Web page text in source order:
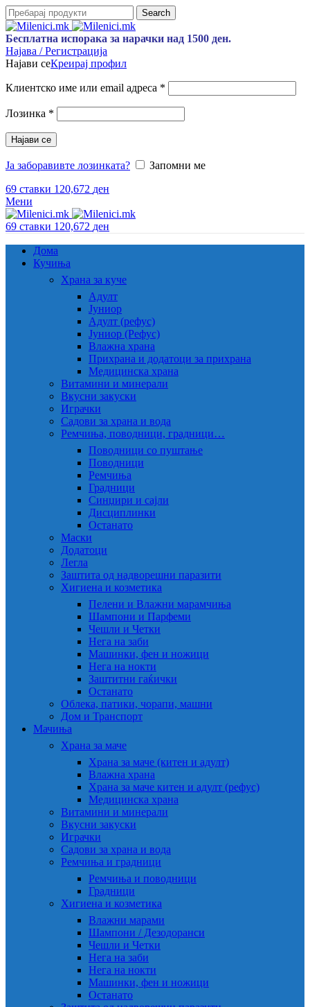
Search
Бесплатна испорака за нарачки над 1500 ден.
Најава / Регистрација
Најави сеКреирај профил
Клиентско име или email адреса *
Лозинка *
Најави се
Ја заборавивте лозинката?
Запомни ме
69 ставки 120,672 ден
Мени
69 ставки 120,672 ден
Дома
Кучиња
Храна за куче
Адулт
Јуниор
Адулт (рефус)
Јуниор (Рефус)
Влажна храна
Прихрана и додатоци за прихрана
Медицинска храна
Витамини и минерали
Вкусни закуски
Играчки
Садови за храна и вода
Ремчиња, поводници, градници…
Поводници со пуштање
Поводници
Ремчиња
Градници
Синџири и сајли
Дисциплинки
Останато
Маски
Додатоци
Легла
Заштита од надворешни паразити
Хигиена и козметика
Пелени и Влажни марамчиња
Шампони и Парфеми
Чешли и Четки
Нега на заби
Машинки, фен и ножици
Нега на нокти
Заштитни гаќички
Останато
Облека, патики, чорапи, машни
Дом и Транспорт
Мачиња
Храна за маче
Храна за маче (китен и адулт)
Влажна храна
Храна за маче китен и адулт (рефус)
Медицинска храна
Витамини и минерали
Вкусни закуски
Играчки
Садови за храна и вода
Ремчиња и градници
Ремчиња и поводници
Градници
Хигиена и козметика
Влажни марами
Шампони / Дезодоранси
Чешли и Четки
Нега на заби
Нега на нокти
Машинки, фен и ножици
Останато